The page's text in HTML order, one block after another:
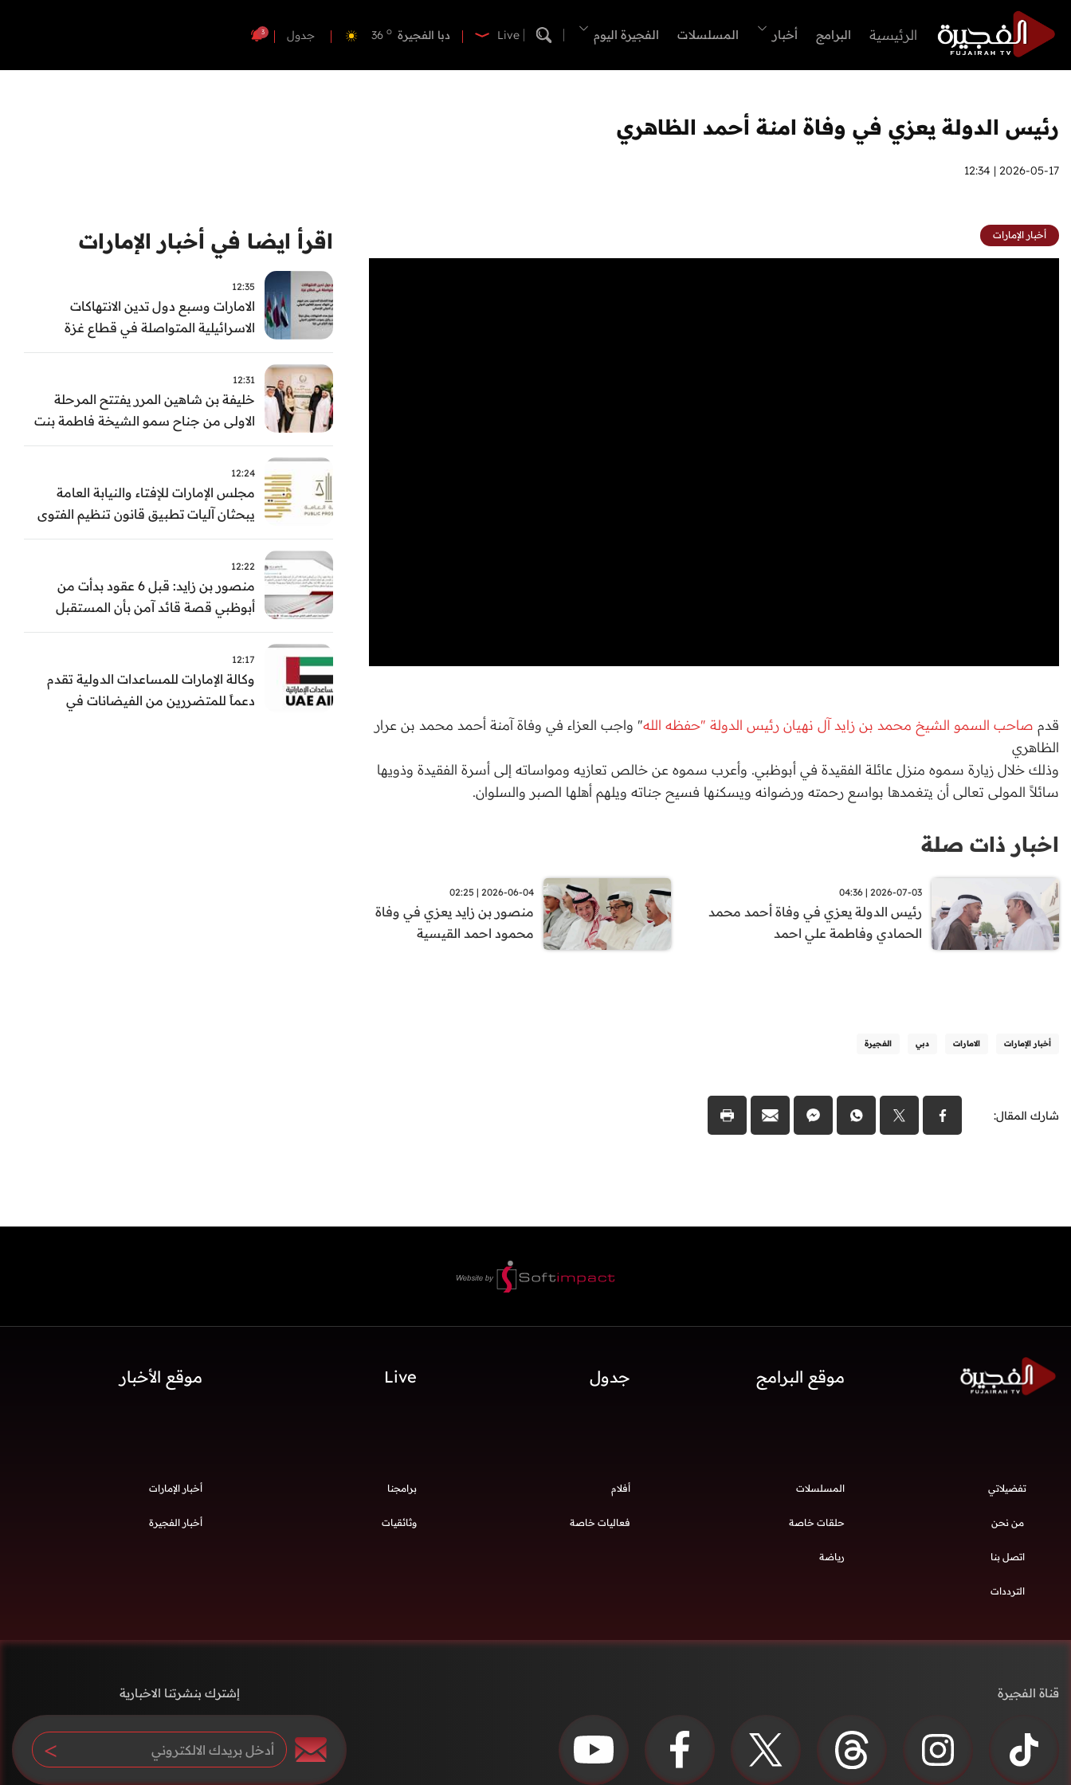
الرئيسية البرامج أخبار المسلسلات الفجيرة اليوم Live دبا الفجيرة 36 o جدول 3
رئيس الدولة يعزي في وفاة امنة أحمد الظاهري
2026-05-17 | 12:34
أخبار الإمارات
قدم صاحب السمو الشيخ محمد بن زايد آل نهيان رئيس الدولة "حفظه الله" واجب العزاء في وفاة آمنة أحمد محمد بن عرار
الظاهري
وذلك خلال زيارة سموه منزل عائلة الفقيدة في أبوظبي. وأعرب سموه عن خالص تعازيه ومواساته إلى أسرة الفقيدة وذويها
سائلاً المولى تعالى أن يتغمدها بواسع رحمته ورضوانه ويسكنها فسيح جناته ويلهم أهلها الصبر والسلوان.
اخبار ذات صلة
2026-07-03 | 04:36
رئيس الدولة يعزي في وفاة أحمد محمد
الحمادي وفاطمة علي احمد
2026-06-04 | 02:25
منصور بن زايد يعزي في وفاة
محمود احمد القيسية
أخبار الإمارات الامارات دبي الفجيرة
شارك المقال:
اقرأ ايضا في أخبار الإمارات
12:35
الامارات وسبع دول تدين الانتهاكات
الاسرائيلية المتواصلة في قطاع غزة
12:31
خليفة بن شاهين المرر يفتتح المرحلة
الاولى من جناح سمو الشيخة فاطمة بنت
مبارك للجراحة النسائية والتوليد في
12:24
مجلس الإمارات للإفتاء والنيابة العامة
يبحثان آليات تطبيق قانون تنظيم الفتوى
وضبط المخالفات
12:22
منصور بن زايد: قبل 6 عقود بدأت من
أبوظبي قصة قائد آمن بأن المستقبل
يُصنع بالإرادة والعمل
12:17
وكالة الإمارات للمساعدات الدولية تقدم
دعماً للمتضررين من الفيضانات في
موقع البرامج جدول Live موقع الأخبار
تفضيلاتي
من نحن
اتصل بنا
الترددات
المسلسلات أفلام برامجنا
حلقات خاصة فعاليات خاصة وثائقيات
رياضة
أخبار الإمارات
أخبار الفجيرة
قناة الفجيرة إشترك بنشرتنا الاخبارية